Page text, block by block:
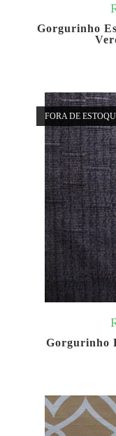
Gorgurinho
FORA DE
Gorgurinho